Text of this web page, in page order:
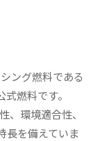
ング燃料である
燃料です。
、環境適合性、
長を備えていま